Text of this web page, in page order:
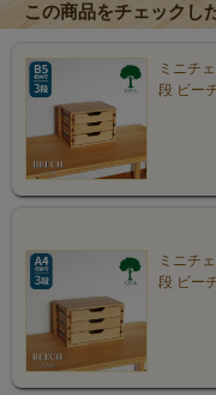
美しい木目
たタモ材に
引出し桟が
この商品をチェックし
ミニチ
段 ビー
ミニチ
段 ビー